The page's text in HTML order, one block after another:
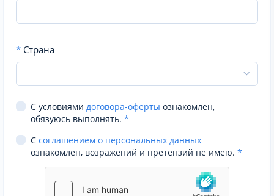
* Страна
С условиями договора-оферты ознакомлен,
обязуюсь выполнять. *
С соглашением о персональных данных
ознакомлен, возражений и претензий не имею. *